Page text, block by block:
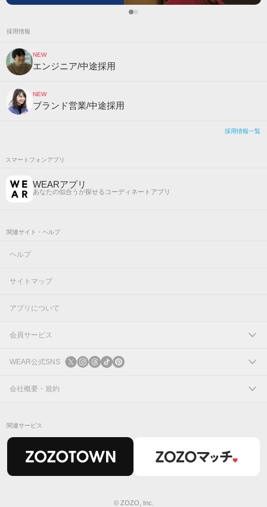
採用情報
NEW
エンジニア/中途採用
NEW
ブランド営業/中途採用
採用情報一覧
スマートフォンアプリ
WEARアプリ
あなたの似合うが探せるコーディネートアプリ
関連サイト・ヘルプ
ヘルプ
サイトマップ
アプリについて
会員サービス
ログイン
新規会員登録
WEAR公式SNS
X
会社概要・規約
関連サービス
© ZOZO, Inc.